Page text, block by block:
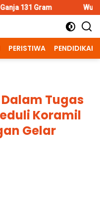
Wujud Polisi Humanis,
PERISTIWA PENDIDIKAN
Tugas
Koramil
Gelar